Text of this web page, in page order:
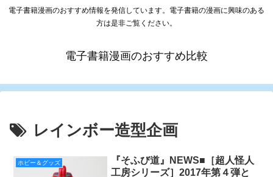
電子書籍漫画のおすすめ情報を発信しています。電子書籍の漫画に興味のある
方は是非ご覧ください。
電子書籍漫画のおすすめ比較
レインボー造型企画
ホビー＆グッズ
『そふび道』NEWS■［超人怪人
工房シリーズ］2017年第４弾と